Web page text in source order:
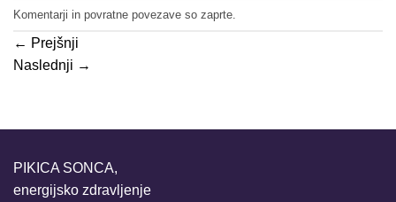
Komentarji in povratne povezave so zaprte.
← Prejšnji
Naslednji →
PIKICA SONCA,
energijsko zdravljenje